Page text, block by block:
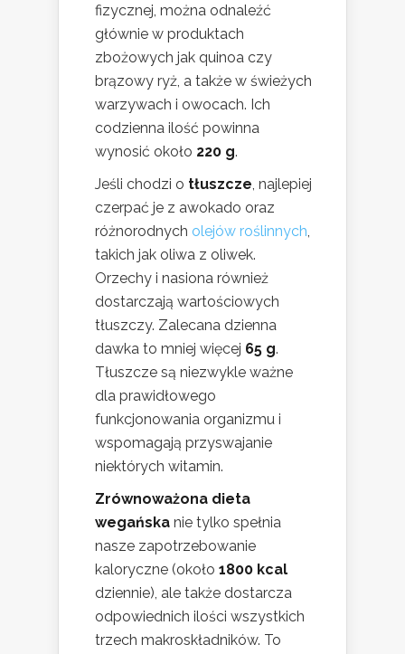
fizycznej, można odnaleźć
głównie w produktach
zbożowych jak quinoa czy
brązowy ryż, a także w świeżych
warzywach i owocach. Ich
codzienna ilość powinna
wynosić około 220 g.
Jeśli chodzi o tłuszcze, najlepiej
czerpać je z awokado oraz
różnorodnych olejów roślinnych,
takich jak oliwa z oliwek.
Orzechy i nasiona również
dostarczają wartościowych
tłuszczy. Zalecana dzienna
dawka to mniej więcej 65 g.
Tłuszcze są niezwykle ważne
dla prawidłowego
funkcjonowania organizmu i
wspomagają przyswajanie
niektórych witamin.
Zrównoważona dieta
wegańska nie tylko spełnia
nasze zapotrzebowanie
kaloryczne (około 1800 kcal
dziennie), ale także dostarcza
odpowiednich ilości wszystkich
trzech makroskładników. To